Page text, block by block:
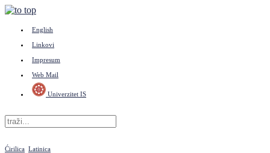
English
Linkovi
Impresum
Web Mail
Univerzitet IS
Ćirilica Latinica